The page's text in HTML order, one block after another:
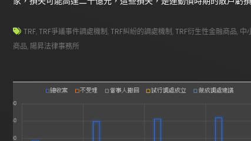
TRF,TRF爭議事件調處機制 ,TRF糾紛的調處機制 ,TRF衍生性金融商品, 中
商品, 陽昇法律事務所